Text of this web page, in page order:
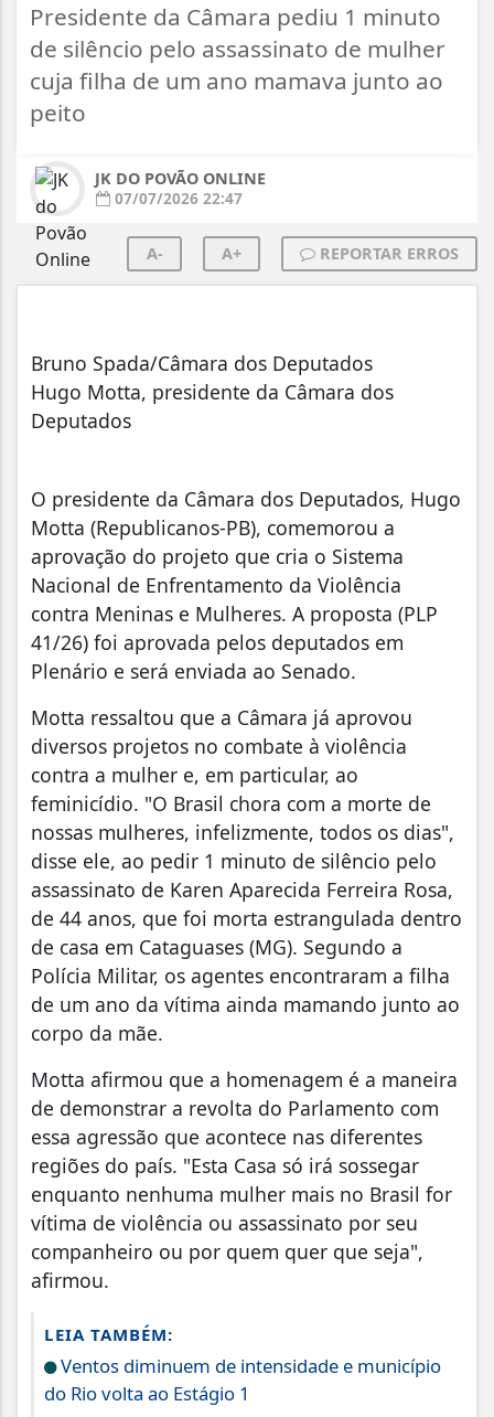
Presidente da Câmara pediu 1 minuto
de silêncio pelo assassinato de mulher
cuja filha de um ano mamava junto ao
peito
JK DO POVÃO ONLINE
07/07/2026 22:47
A- A+ REPORTAR ERROS
Bruno Spada/Câmara dos Deputados
Hugo Motta, presidente da Câmara dos
Deputados
O presidente da Câmara dos Deputados, Hugo
Motta (Republicanos-PB), comemorou a
aprovação do projeto que cria o Sistema
Nacional de Enfrentamento da Violência
contra Meninas e Mulheres. A proposta (PLP
41/26) foi aprovada pelos deputados em
Plenário e será enviada ao Senado.
Motta ressaltou que a Câmara já aprovou
diversos projetos no combate à violência
contra a mulher e, em particular, ao
feminicídio. "O Brasil chora com a morte de
nossas mulheres, infelizmente, todos os dias",
disse ele, ao pedir 1 minuto de silêncio pelo
assassinato de Karen Aparecida Ferreira Rosa,
de 44 anos, que foi morta estrangulada dentro
de casa em Cataguases (MG). Segundo a
Polícia Militar, os agentes encontraram a filha
de um ano da vítima ainda mamando junto ao
corpo da mãe.
Motta afirmou que a homenagem é a maneira
de demonstrar a revolta do Parlamento com
essa agressão que acontece nas diferentes
regiões do país. "Esta Casa só irá sossegar
enquanto nenhuma mulher mais no Brasil for
vítima de violência ou assassinato por seu
companheiro ou por quem quer que seja",
afirmou.
LEIA TAMBÉM:
Ventos diminuem de intensidade e município
do Rio volta ao Estágio 1